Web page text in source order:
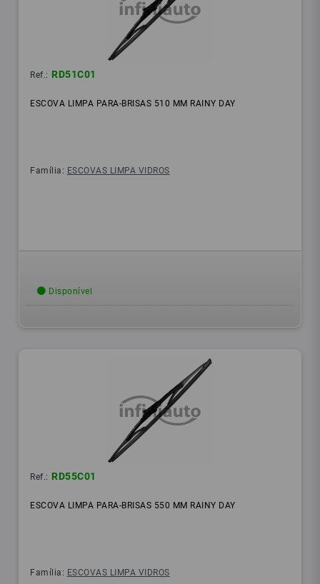
Ref.: RD51C01
ESCOVA LIMPA PARA-BRISAS 510 MM RAINY DAY
Família: ESCOVAS LIMPA VIDROS
Disponível
Ref.: RD55C01
ESCOVA LIMPA PARA-BRISAS 550 MM RAINY DAY
Família: ESCOVAS LIMPA VIDROS